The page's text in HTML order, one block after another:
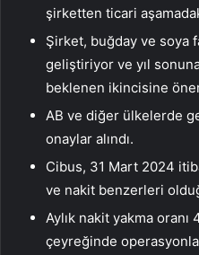
şirketten ticari
Şirket, buğday ve soya
geliştiriyor ve yıl
beklenen ikincisine
AB ve diğer ülkelerde
onaylar alındı.
Cibus, 31 Mart 2024
ve nakit benzerleri
Aylık nakit yakma
çeyreğinde